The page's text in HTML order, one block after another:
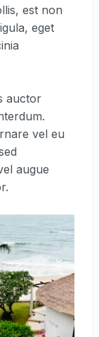
est non
eget
auctor
vel eu
augue